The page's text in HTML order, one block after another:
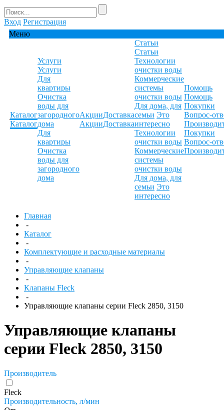
Вход Регистрация
Меню
Каталог
Каталог
Услуги
Услуги
Для
квартиры
Очистка
воды для
загородного
дома
Для
квартиры
Очистка
воды для
загородного
дома
Акции
Акции
Доставка
Доставка
Статьи
Статьи
Технологии
очистки воды
Коммерческие
системы
очистки воды
Для дома, для
семьи Это
интересно
Технологии
очистки воды
Коммерческие
системы
очистки воды
Для дома, для
семьи Это
интересно
Помощь
Помощь
Покупки
Вопрос-
Покупки
Вопрос-
Главная
-
Каталог
-
Комплектующие и расходные материалы
-
Управляющие клапаны
-
Клапаны Fleck
-
Управляющие клапаны серии Fleck 2850, 3150
Управляющие клапаны
серии Fleck 2850, 3150
Производитель
Fleck
Производительность, л/мин